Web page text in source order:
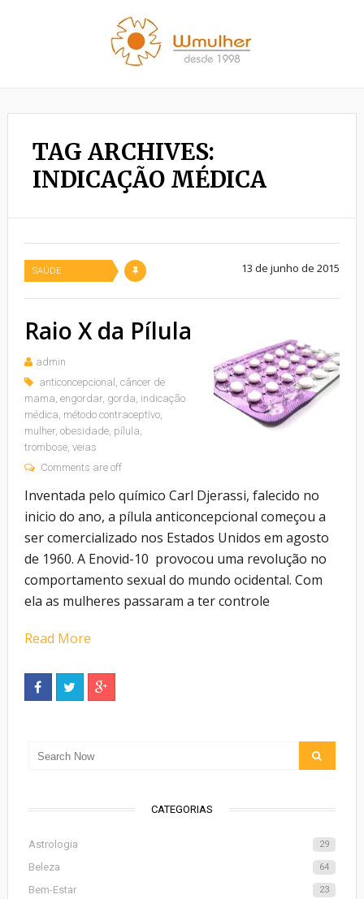
TAG ARCHIVES:
INDICAÇÃO MÉDICA
SAÚDE 13 de junho de 2015
Raio X da Pílula
admin
anticoncepcional , câncer de
mama, engordar, gorda, indicação
médica, método contraceptivo,
mulher, obesidade, pílula,
trombose, veias
Comments are off
Inventada pelo químico Carl Djerassi, falecido no
inicio do ano, a pílula anticoncepcional começou a
ser comercializado nos Estados Unidos em agosto
de 1960. A Enovid-10 provocou uma revolução no
comportamento sexual do mundo ocidental. Com
ela as mulheres passaram a ter controle
Read More
CATEGORIAS
Astrologia 29
Beleza 64
Bem-Estar 23